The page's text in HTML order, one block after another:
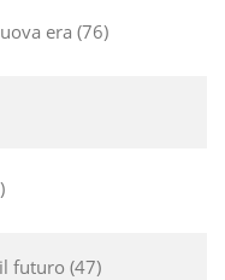
era 76
futuro 47